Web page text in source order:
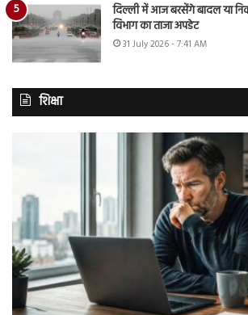
दिल्ली में आज बरसेंगे बादल या
विभाग का ताजा अपडेट
31 July 2026 - 7:41 AM
शिक्षा